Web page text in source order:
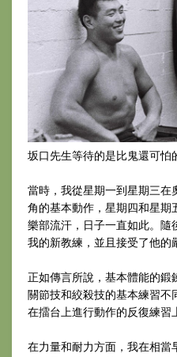
坂口先生等待的是比鬼還可怕
當時，我從星期一到星期三在
角的基本動作，星期四和星期
樂部流汗，日子一直如此。
我的新教練，並且接受了他的
正如傳言所說，基本體能的鍛
關節技和絞殺技的基本練習
在擂台上進行動作的反復練習
在力量和耐力方面，我在相當